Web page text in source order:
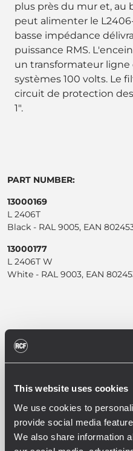
This website uses cookies
We use cookies to
provide social media
We also share information
plus près du mur et, au
peut alimenter le
basse impédance
puissance RMS.
un transformateur
systèmes 100 volts. Le
circuit de protection
1".
PART NUMBER:
13000169
L 2406T
Black - RAL 9005, EAN
13000177
L 2406T W
White - RAL 9003, EAN